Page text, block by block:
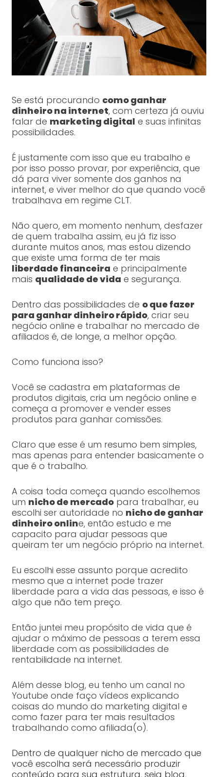
Se está procurando como ganhar
dinheiro na internet, com certeza já ouviu
falar de marketing digital e suas infinitas
possibilidades.
É justamente com isso que eu trabalho e
por isso posso provar, por experiência, que
dá para viver somente dos ganhos na
internet, e viver melhor do que quando você
trabalhava em regime CLT.
Não quero, em momento nenhum, desfazer
de quem trabalha assim, eu já fiz isso
durante muitos anos, mas estou dizendo
que existe uma forma de ter mais
liberdade financeira e principalmente
mais qualidade de vida e segurança.
Dentro das possibilidades de o que fazer
para ganhar dinheiro rápido, criar seu
negócio online e trabalhar no mercado de
afiliados é, de longe, a melhor opção.
Como funciona isso?
Você se cadastra em plataformas de
produtos digitais, cria um negócio online e
começa a promover e vender esses
produtos para ganhar comissões.
Claro que esse é um resumo bem simples,
mas apenas para entender basicamente o
que é o trabalho.
A coisa toda começa quando escolhemos
um nicho de mercadopara trabalhar, eu
escolhi ser autoridade no nicho de ganhar
dinheiro online, então estudo e me
capacito para ajudar pessoas que
queiram ter um negócio próprio na internet.
Eu escolhi esse assunto porque acredito
mesmo que a internet pode trazer
liberdade para a vida das pessoas, e isso é
algo que não tem preço.
Então juntei meu propósito de vida que é
ajudar o máximo de pessoas a terem essa
liberdade com as possibilidades de
rentabilidade na internet.
Além desse blog, eu tenho um canal no
Youtube onde faço vídeos explicando
coisas do mundo do marketing digital e
como fazer para ter mais resultados
trabalhando como afiliada(o).
Dentro de qualquer nicho de mercado que
você escolha será necessário produzir
conteúdo para sua estrutura, seja blog,